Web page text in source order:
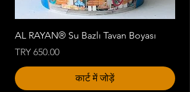
AL RAYAN® Su Bazlı Tavan Boyası
मूल्य
TRY 650.00
कार्ट में जोड़ें